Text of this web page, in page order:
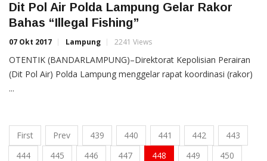
Dit Pol Air Polda Lampung Gelar Rakor
Bahas “Illegal Fishing”
07 Okt 2017 Lampung 2241 Views
OTENTIK (BANDARLAMPUNG)–Direktorat Kepolisian Perairan
(Dit Pol Air) Polda Lampung menggelar rapat koordinasi (rakor)
...
First Prev 439 440 441 442
443
444
445 446 447 448 449 450